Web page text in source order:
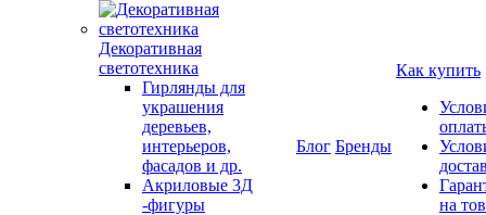
Декоративная
светотехника
Гирлянды для
украшения
деревьев,
интерьеров,
фасадов и др.
Акриловые 3Д
-фигуры
Блог Бренды
Как купить
на